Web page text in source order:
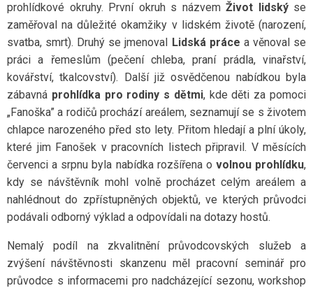
prohlídkové okruhy. První okruh s názvem Život lidskýse
zaměřoval na důležité okamžiky v lidském životě (narození,
svatba, smrt). Druhý se jmenoval Lidská práce a věnoval se
práci a řemeslům (pečení chleba, praní prádla, vinařství,
kovářství, tkalcovství). Další již osvědčenou nabídkou byla
zábavná prohlídka pro rodiny s dětmi, kde děti za pomoci
„Fanoška” a rodičů prochází areálem, seznamují se s životem
chlapce narozeného před sto lety. Přitom hledají a plní úkoly,
které jim Fanošek v pracovních listech připravil. V měsících
červenci a srpnu byla nabídka rozšířena o volnou prohlídku,
kdy se návštěvník mohl volně procházet celým areálem a
nahlédnout do zpřístupněných objektů, ve kterých průvodci
podávali odborný výklad a odpovídali na dotazy hostů.
Nemalý podíl na zkvalitnění průvodcovských služeb a
zvýšení návštěvnosti skanzenu měl pracovní seminář pro
průvodce s informacemi pro nadcházející sezonu, workshop